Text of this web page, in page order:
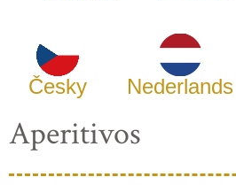
Česky Nederlands
Aperitivos